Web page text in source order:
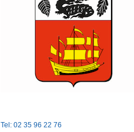
Tel: 02 35 96 22 76